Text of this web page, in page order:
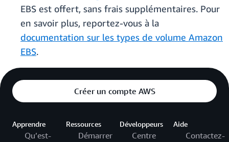
EBS est offert, sans frais supplémentaires. Pour
en savoir plus, reportez-vous à la
documentation sur les types de volume Amazon
EBS.
Créer un compte AWS
Apprendre
Qu’est-
Ressources
Démarrer
Développeurs
Centre
Aide
Contactez-